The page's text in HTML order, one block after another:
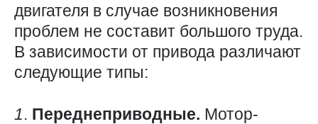
двигателя в случае возникновения
проблем не составит большого труда.
В зависимости от привода различают
следующие типы:
1. Переднеприводные. Мотор-